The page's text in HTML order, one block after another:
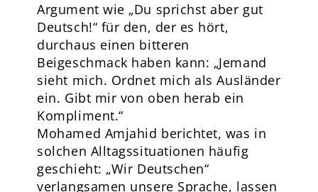
Argument wie „Du sprichst aber gut
Deutsch!“ für den, der es hört,
durchaus einen bitteren
Beigeschmack haben kann: „Jemand
sieht mich. Ordnet mich als Ausländer
ein. Gibt mir von oben herab ein
Kompliment.“
Mohamed Amjahid berichtet, was in
solchen Alltagssituationen häufig
geschieht: „Wir Deutschen“
verlangsamen unsere Sprache, lassen